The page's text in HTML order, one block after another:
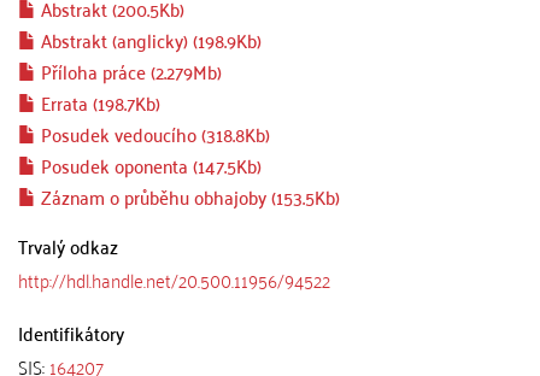
Abstrakt (200.5Kb)
Abstrakt (anglicky) (198.9Kb)
Příloha práce (2.279Mb)
Errata (198.7Kb)
Posudek vedoucího (318.8Kb)
Posudek oponenta (147.5Kb)
Záznam o průběhu obhajoby (153.5Kb)
Trvalý odkaz
http://hdl.handle.net/20.500.11956/94522
Identifikátory
SIS:164207